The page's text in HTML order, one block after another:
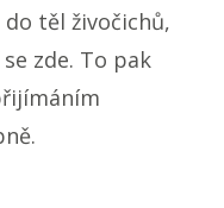
těl živočichů,
zde. To pak